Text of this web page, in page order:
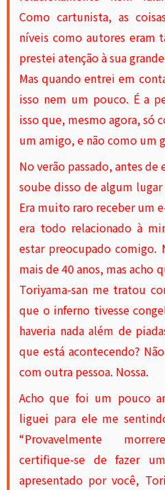
Como cartunista, as
níveis como autores eram
prestei atenção à sua
Mas quando entrei em
isso nem um pouco. É a
isso que, mesmo agora, só
um amigo, e não como um
No verão passado, antes
soube disso de algum
Era muito raro receber um
era todo relacionado à
estar preocupado comigo.
mais de 40 anos, mas acho
Toriyama-san me tratou
que o inferno tivesse
haveria nada além de
que está acontecendo?
com outra pessoa. Nossa.
Acho que foi um pouco
liguei para ele me
“Provavelmente
certifique-se de fazer
apresentado por você,